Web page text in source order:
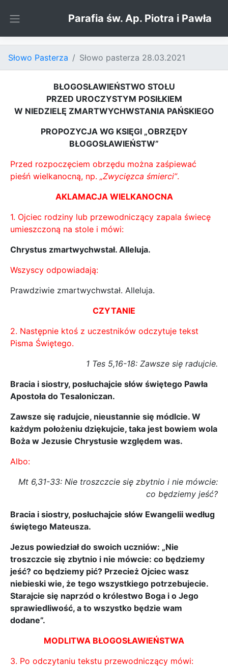
Parafia św. Ap. Piotra i Pawła
Słowo Pasterza Słowo pasterza 28.03.2021
BŁOGOSŁAWIEŃSTWO STOŁU
PRZED UROCZYSTYM POSIŁKIEM
W NIEDZIELĘ ZMARTWYCHWSTANIA PAŃSKIEGO
PROPOZYCJA WG KSIĘGI „OBRZĘDY
BŁOGOSŁAWIEŃSTW”
Przed rozpoczęciem obrzędu można zaśpiewać
pieśń wielkanocną, np. „Zwycięzca śmierci”.
AKLAMACJA WIELKANOCNA
1. Ojciec rodziny lub przewodniczący zapala świecę
umieszczoną na stole i mówi:
Chrystus zmartwychwstał. Alleluja.
Wszyscy odpowiadają:
Prawdziwie zmartwychwstał. Alleluja.
CZYTANIE
2. Następnie ktoś z uczestników odczytuje tekst
Pisma Świętego.
1 Tes 5,16-18: Zawsze się radujcie.
Bracia i siostry, posłuchajcie słów świętego Pawła
Apostoła do Tesaloniczan.
Zawsze się radujcie, nieustannie się módlcie. W
każdym położeniu dziękujcie, taka jest bowiem wola
Boża w Jezusie Chrystusie względem was.
Albo:
Mt 6,31-33: Nie troszczcie się zbytnio i nie mówcie:
co będziemy jeść?
Bracia i siostry, posłuchajcie słów Ewangelii według
świętego Mateusza.
Jezus powiedział do swoich uczniów: „Nie
troszczcie się zbytnio i nie mówcie: co będziemy
jeść? co będziemy pić? Przecież Ojciec wasz
niebieski wie, że tego wszystkiego potrzebujecie.
Starajcie się naprzód o królestwo Boga i o Jego
sprawiedliwość, a to wszystko będzie wam
dodane”.
MODLITWA BŁOGOSŁAWIEŃSTWA
3. Po odczytaniu tekstu przewodniczący mówi: